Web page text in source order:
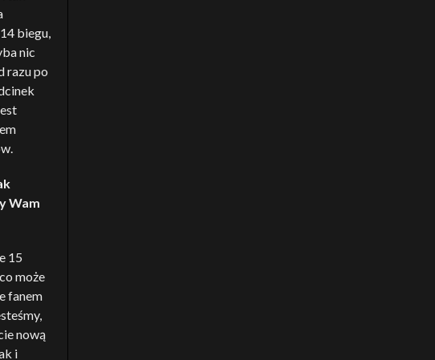
biegu,
nic
razu po
Wam
15
może
fanem
nową
i